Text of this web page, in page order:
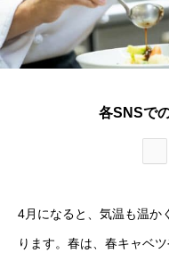
各SNSで
4月になると、気温も温か
ります。春は、春キャベ